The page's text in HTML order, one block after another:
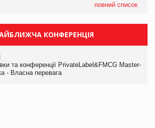
повний список
КОНФЕРЕНЦІЯ
та конференції PrivateLabel&FMCG Master-
- Власна перевага